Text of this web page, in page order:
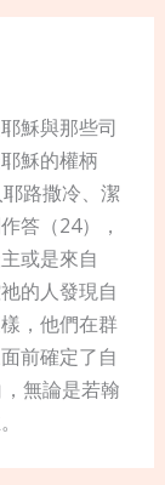
穌與那些司
穌的權柄
路撒冷、潔
答（24），
或是來自
的人發現自
，他們在群
前確定了自
無論是若翰